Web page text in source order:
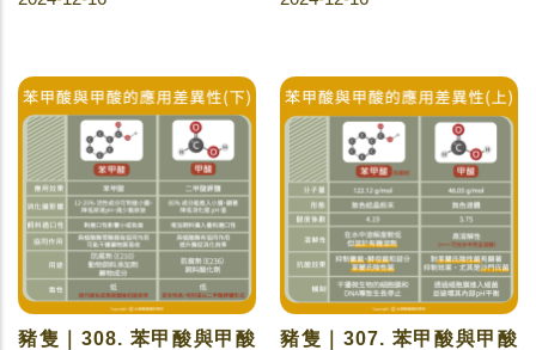
豬隻｜308. 苯甲酸與甲酸
豬隻｜307. 苯甲酸與甲酸